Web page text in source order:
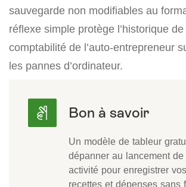
sauvegarde non modifiables au
réflexe simple protège l’historique
comptabilité de l’auto-entrepreneur
les pannes d’ordinateur.
Un modèle de tableur
dépanner au lancement de
activité pour enregistrer
recettes et dépenses sans